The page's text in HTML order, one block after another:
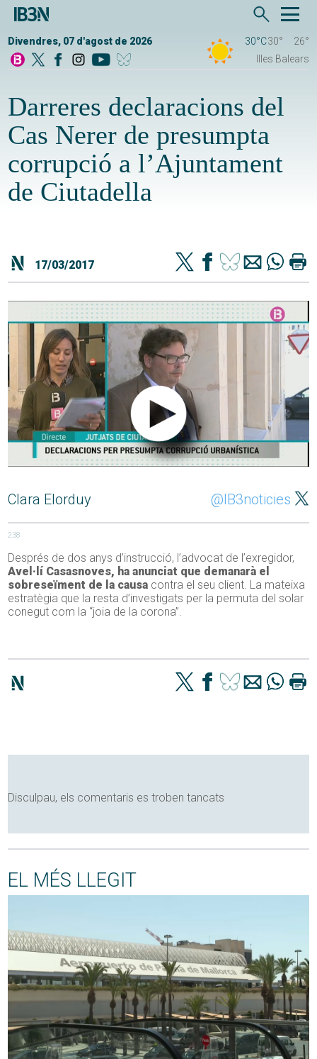
Divendres, 07 d'agost de 2026 30°C30°
26°
Illes Balears
Darreres declaracions del
Cas Nerer de presumpta
corrupció a l’Ajuntament
de Ciutadella
17/03/2017
Clara Elorduy @IB3noticies
238
Després de dos anys d’instrucció, l’advocat de l’exregidor,
Avel·lí Casasnoves, ha anunciat que demanarà el
sobreseïment de la causa contra el seu client. La mateixa
estratègia que la resta d’investigats per la permuta del solar
conegut com la “joia de la corona”.
Disculpau, els comentaris es troben tancats
EL MÉS LLEGIT